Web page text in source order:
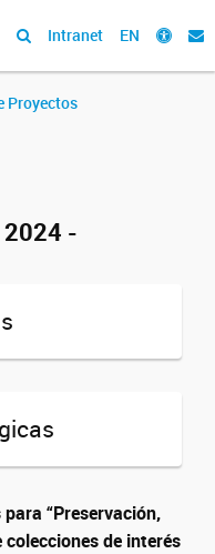
Intranet EN
Proyectos
2024 -
para “Preservación,
de interés